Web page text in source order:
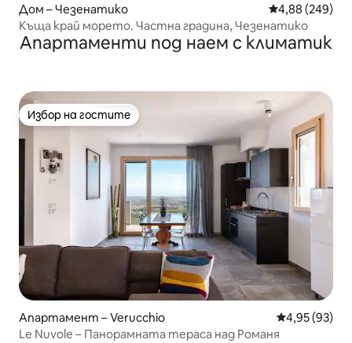
Дом – Чезенатико Средна
4,88 (249)
Къща край морето. Частна градина, Чезенатико
Апартаменти под наем с климатик
Избор на гостите
Избор на гостите
Апартамент – Verucchio Средна
4,95 (93)
Le Nuvole – Панорамната тераса над Романя